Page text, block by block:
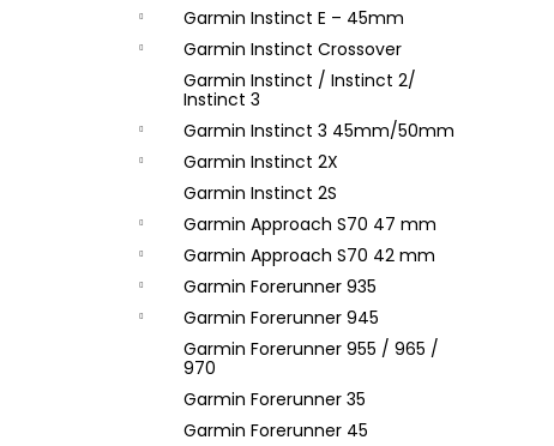
Garmin Instinct E – 45mm
Garmin Instinct Crossover
Garmin Instinct / Instinct 2/
Instinct 3
Garmin Instinct 3 45mm/50mm
Garmin Instinct 2X
Garmin Instinct 2S
Garmin Approach S70 47 mm
Garmin Approach S70 42 mm
Garmin Forerunner 935
Garmin Forerunner 945
Garmin Forerunner 955 / 965 /
970
Garmin Forerunner 35
Garmin Forerunner 45